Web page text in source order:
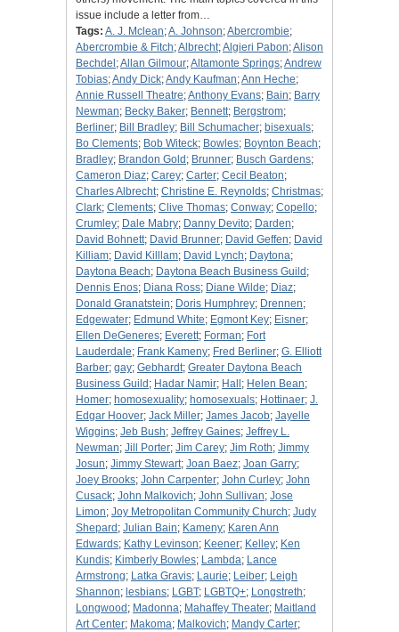
issue include a letter from…
Tags: A. J. Mclean;A. Johnson;Abercrombie;
Abercrombie & Fitch;Albrecht;Algieri Pabon;Alison
Bechdel ;Allan Gilmour;Altamonte Springs;Andrew
Tobias;Andy Dick;Andy Kaufman;Ann Heche;
Annie Russell Theatre;Anthony Evans; Bain; Barry
Newman; Becky Baker; Bennett; Bergstrom;
Berliner; Bill Bradley; Bill Schumacher; bisexuals;
Bo Clements; Bob Witeck; Bowles; Boynton Beach;
Bradley; Brandon Gold ; Brunner; Busch Gardens;
Cameron Diaz; Carey; Carter; Cecil Beaton;
Charles Albrecht; Christine E. Reynolds; Christmas;
Clark; Clements; Clive Thomas; Conway; Copello;
Crumley; Dale Mabry; Danny Devito; Darden;
David Bohnett; David Brunner; David Geffen; David
Killiam; David Killlam; David Lynch; Daytona;
Daytona Beach; Daytona Beach Business Guild ;
Dennis Enos; Diana Ross; Diane Wilde; Diaz;
Donald Granatstein; Doris Humphrey; Drennen;
Edgewater; Edmund White; Egmont Key; Eisner;
Ellen DeGeneres; Everett; Forman; Fort
Lauderdale; Frank Kameny; Fred Berliner; G. Elliott
Barber; gay; Gebhardt; Greater Daytona Beach
Business Guild ; Hadar Namir; Hall ; Helen Bean;
Homer; homosexuality; homosexuals; Hottinaer; J.
Edgar Hoover; Jack Miller; James Jacob; Jayelle
Wiggins; Jeb Bush; Jeffrey Gaines; Jeffrey L.
Newman; Jill Porter; Jim Carey; Jim Roth; Jimmy
Josun; Jimmy Stewart; Joan Baez; Joan Garry;
Joey Brooks; John Carpenter; John Curley; John
Cusack; John Malkovich; John Sullivan; Jose
Limon; Joy Metropolitan Community Church; Judy
Shepard ; Julian Bain; Kameny; Karen Ann
Edwards; Kathy Levinson; Keener; Kelley; Ken
Kundis; Kimberly Bowles; Lambda; Lance
Armstrong; Latka Gravis; Laurie; Leiber; Leigh
Shannon; lesbians; LGBT; LGBTQ+; Longstreth;
Longwood ; Madonna; Mahaffey Theater; Maitland
Art Center; Makoma; Malkovich; Mandy Carter;